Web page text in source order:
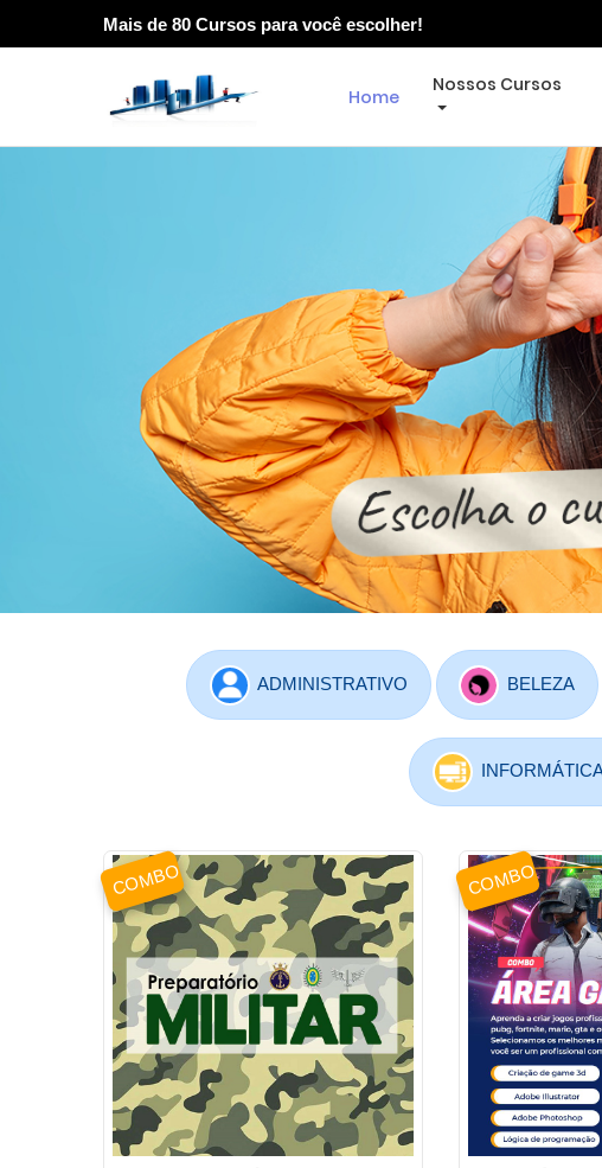
Mais de 80 Cursos para você escolher!
Home
Nossos Cursos
ADMINISTRATIVO BELEZA
COMBO COMBO